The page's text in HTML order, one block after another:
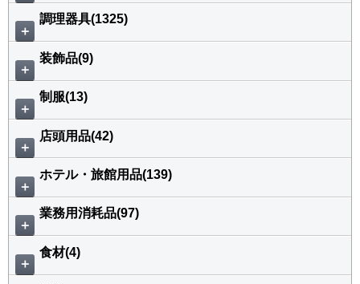
＋
調理器具(1325)
＋
装飾品(9)
＋
制服(13)
＋
店頭用品(42)
＋
ホテル・旅館用品(139)
＋
業務用消耗品(97)
＋
食材(4)